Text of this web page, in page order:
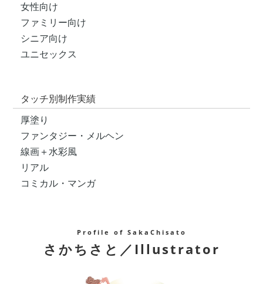
女性向け
ファミリー向け
シニア向け
ユニセックス
タッチ別制作実績
厚塗り
ファンタジー・メルヘン
線画＋水彩風
リアル
コミカル・マンガ
Profile of SakaChisato
さかちさと／Illustrator